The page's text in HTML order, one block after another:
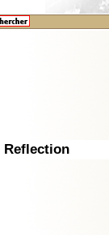
Reflection